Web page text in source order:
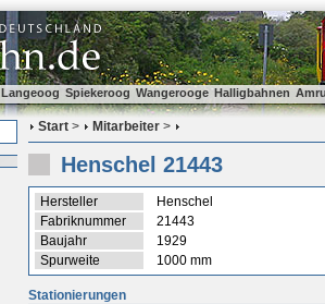
Langeoog Spiekeroog Wangerooge Halligbahnen
Start > Mitarbeiter >
Henschel 21443
Hersteller
Henschel
Fabriknummer
21443
Baujahr
1929
Spurweite
1000 mm
Stationierungen